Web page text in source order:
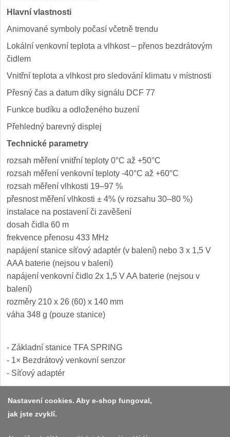
Hlavní vlastnosti
Animované symboly počasí včetně trendu
Lokální venkovní teplota a vlhkost – přenos bezdrátovým
čidlem
Vnitřní teplota a vlhkost pro sledování klimatu v místnosti
Přesný čas a datum díky signálu DCF 77
Funkce budíku a odloženého buzení
Přehledný barevný displej
Technické parametry
rozsah měření vnitřní teploty 0°C až +50°C
rozsah měření venkovní teploty -40°C až +60°C
rozsah měření vlhkosti 19–97 %
přesnost měření vlhkosti ± 4% (v rozsahu 30–80 %)
instalace na postavení či zavěšení
dosah čidla 60 m
frekvence přenosu 433 MHz
napájení stanice síťový adaptér (v balení) nebo 3 x 1,5 V
AAA baterie (nejsou v balení)
napájení venkovní čidlo 2x 1,5 V AA baterie (nejsou v
balení)
rozměry 210 x 26 (60) x 140 mm
váha 348 g (pouze stanice)
- Základní stanice TFA SPRING
- 1× Bezdrátový venkovní senzor
- Síťový adaptér
Platba a dodávka
Nastavení cookies. Aby e-shop fungoval,
jak jste zvyklí.